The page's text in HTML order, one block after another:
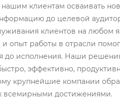
клиентам осваивать
до целевой
клиентов на любом
и опыт работы в отрасли
до исполнения. Наши
эффективно,
крупнейшие компании
всемирными достижениями.